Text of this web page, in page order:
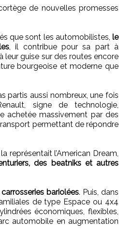
de nouvelles promesses
que sont les automobilistes, le
, il contribue pour sa part à
leur guise sur des routes encore
bourgeoise et moderne que
partis aussi nombreux, une fois
signe de technologie,
achetée massivement par des
permettant de répondre
représentait l’American Dream,
des beatniks et autres
bariolées. Puis, dans
de type Espace ou 4x4
économiques, flexibles,
automobile en augmentation